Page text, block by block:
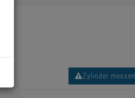
Zylinder messen